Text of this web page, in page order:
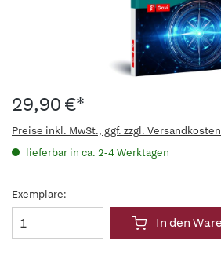
29,90 €*
Preise inkl. MwSt., ggf. zzgl. Versandkosten
lieferbar in ca. 2-4 Werktagen
Exemplare:
In den